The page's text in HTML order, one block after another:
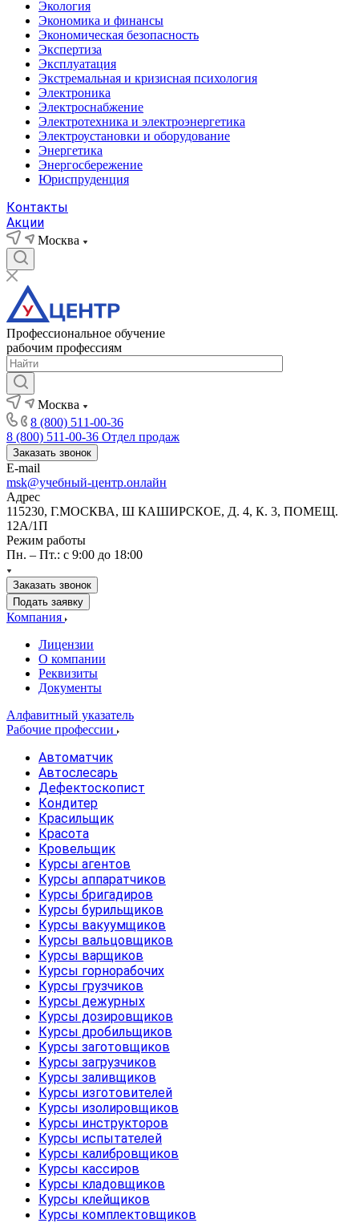
Экология
Экономика и финансы
Экономическая безопасность
Экспертиза
Эксплуатация
Экстремальная и кризисная психология
Электроника
Электроснабжение
Электротехника и электроэнергетика
Электроустановки и оборудование
Энергетика
Энергосбережение
Юриспруденция
Контакты
Акции
Москва
Профессиональное обучение
рабочим профессиям
Москва
8 (800) 511-00-36
8 (800) 511-00-36 Отдел продаж
Заказать звонок
E-mail
msk@учебный-центр.онлайн
Адрес
115230, Г.МОСКВА, Ш КАШИРСКОЕ, Д. 4, К. 3, ПОМЕЩ.
12А/1П
Режим работы
Пн. – Пт.: с 9:00 до 18:00
Заказать звонок
Подать заявку
Компания
Лицензии
О компании
Реквизиты
Документы
Алфавитный указатель
Рабочие профессии
Автоматчик
Автослесарь
Дефектоскопист
Кондитер
Красильщик
Красота
Кровельщик
Курсы агентов
Курсы аппаратчиков
Курсы бригадиров
Курсы бурильщиков
Курсы вакуумщиков
Курсы вальцовщиков
Курсы варщиков
Курсы горнорабочих
Курсы грузчиков
Курсы дежурных
Курсы дозировщиков
Курсы дробильщиков
Курсы заготовщиков
Курсы загрузчиков
Курсы заливщиков
Курсы изготовителей
Курсы изолировщиков
Курсы инструкторов
Курсы испытателей
Курсы калибровщиков
Курсы кассиров
Курсы кладовщиков
Курсы клейщиков
Курсы комплектовщиков